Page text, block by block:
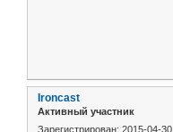
Ironcast
Активный участник
Зарегистрирован: 2015-04-30